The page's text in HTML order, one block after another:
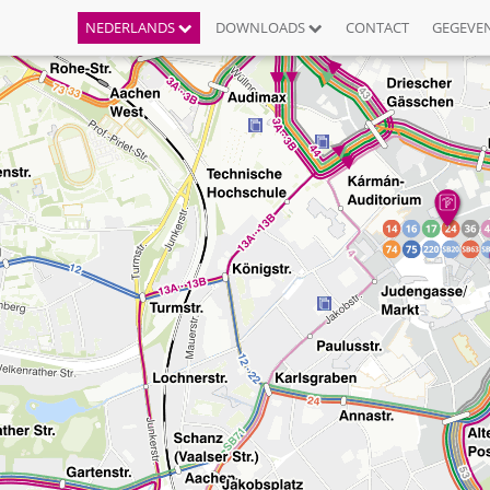
NEDERLANDS DOWNLOADS CONTACT